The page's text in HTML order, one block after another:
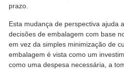
prazo.
Esta mudança de perspectiva ajuda
decisões de embalagem com base
em vez da simples minimização de
embalagem é vista como um
como uma despesa necessária, a